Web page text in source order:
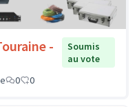
-
Soumis
au vote
0 0